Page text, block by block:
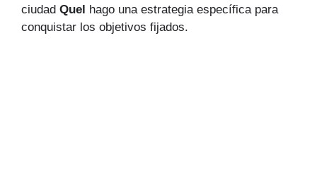
ciudad Quel
hago una estrategia específica para
conquistar los objetivos fijados.